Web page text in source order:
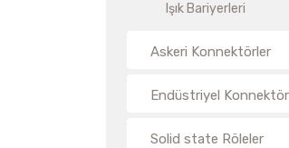
Işık Bariyerleri
Askeri Konnektörler
Endüstriyel
Solid state Röleler